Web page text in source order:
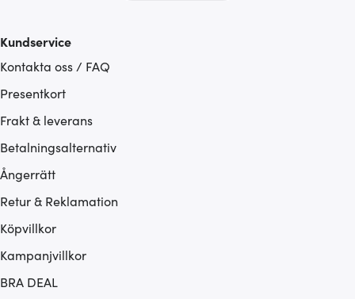
Kundservice
Kontakta oss / FAQ
Presentkort
Frakt & leverans
Betalningsalternativ
Ångerrätt
Retur & Reklamation
Köpvillkor
Kampanjvillkor
BRA DEAL